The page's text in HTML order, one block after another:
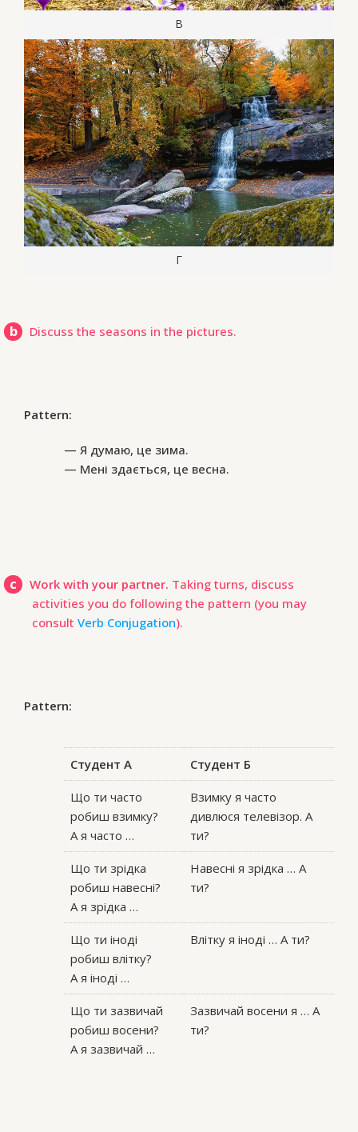
В
Г
b Discuss the seasons in the pictures.
Pattern:
— Я думаю, це зима.
— Мені здається, це весна.
c Work with your partner. Taking turns, discuss
activities you do following the pattern (you may
consult Verb Conjugation).
Pattern:
Студент А Студент Б
Що ти часто
робиш взимку?
А я часто …
Взимку я часто
дивлюся телевізор. A
ти?
Що ти зрідка
робиш навесні?
А я зрідка …
Навесні я зрідка … A
ти?
Що ти іноді
робиш влітку?
А я іноді …
Влітку я іноді … А ти?
Що ти зазвичай
робиш восени?
А я зазвичай …
Зазвичай восени я … А
ти?